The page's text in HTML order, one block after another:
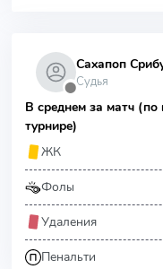
⬤
Сахапоп
Судья
В среднем за матч (по
турнире)
ЖК
Фолы
Удаления
Пенальти